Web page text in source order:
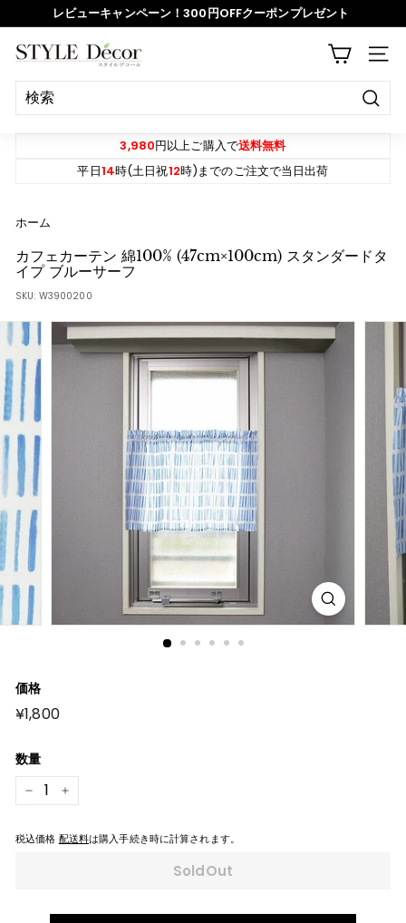
イ
ド
シ
ョ
ー
時
す
る
レビューキャンペーン！300円OFFクーポンプレゼント
S
T
Y
L
c
r
サイ
決
定
3,980円以上ご購入で送料無料
平日14時(土日祝12時)までのご注文で当日出荷
ホーム
カフェカーテン 綿100% (47cm×100cm) スタンダードタ
イプ ブルーサーフ
SKU: W3900200
価格
元
格
¥1,800¥1,800
数量
− +
税込価格 配送料は購入手続き時に計算されます。
SoldOut